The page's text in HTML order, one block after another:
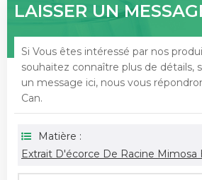
LAISSER UN
Si Vous êtes intéressé par nos
souhaitez connaître plus de détails,
un message ici, nous vous
Can.
Matière :
Extrait D'écorce De Racine Mimosa